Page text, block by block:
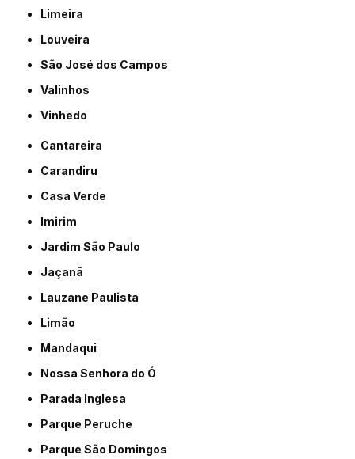
Limeira
Louveira
São José dos Campos
Valinhos
Vinhedo
Cantareira
Carandiru
Casa Verde
Imirim
Jardim São Paulo
Jaçanã
Lauzane Paulista
Limão
Mandaqui
Nossa Senhora do Ó
Parada Inglesa
Parque Peruche
Parque São Domingos